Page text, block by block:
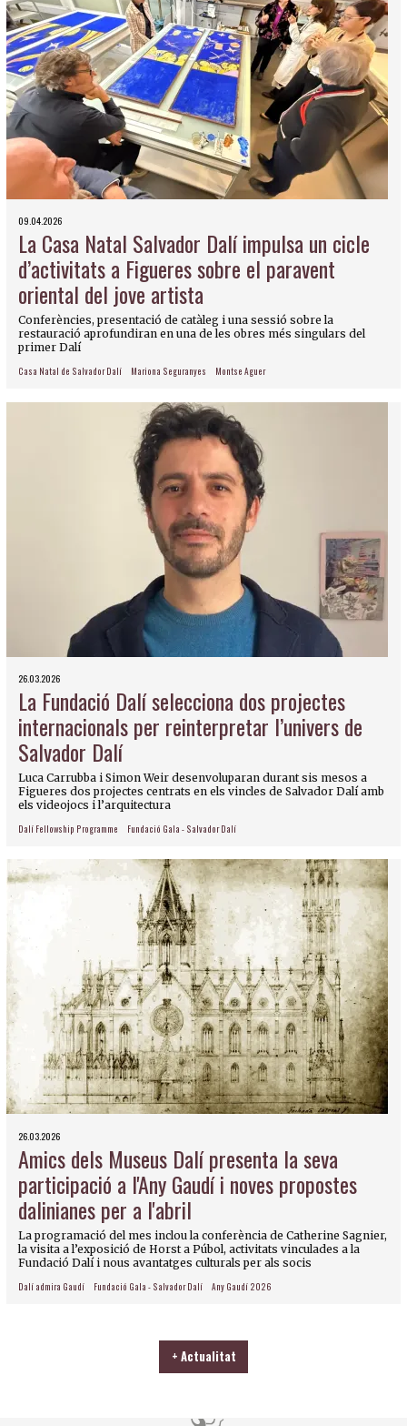
09.04.2026
La Casa Natal Salvador Dalí impulsa un cicle
d’activitats a Figueres sobre el paravent
oriental del jove artista
Conferències, presentació de catàleg i una sessió sobre la
restauració aprofundiran en una de les obres més singulars del
primer Dalí
Casa Natal de Salvador Dalí Mariona Seguranyes Montse Aguer
26.03.2026
La Fundació Dalí selecciona dos projectes
internacionals per reinterpretar l’univers de
Salvador Dalí
Luca Carrubba i Simon Weir desenvoluparan durant sis mesos a
Figueres dos projectes centrats en els vincles de Salvador Dalí amb
els videojocs i l’arquitectura
Dalí Fellowship Programme Fundació Gala - Salvador Dalí
26.03.2026
Amics dels Museus Dalí presenta la seva
participació a l'Any Gaudí i noves propostes
dalinianes per a l'abril
La programació del mes inclou la conferència de Catherine Sagnier,
la visita a l’exposició de Horst a Púbol, activitats vinculades a la
Fundació Dalí i nous avantatges culturals per als socis
Dalí admira Gaudí Fundació Gala - Salvador Dalí Any Gaudí 2026
+ Actualitat